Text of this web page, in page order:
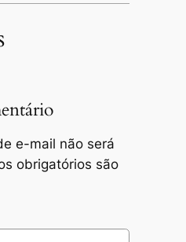
e-mail não será
obrigatórios são